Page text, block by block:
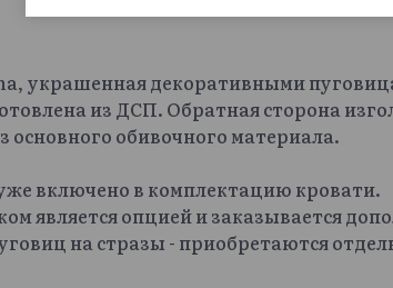
украшенная декоративными
из ДСП. Обратная сторона
обивочного материала.
включено в комплектацию кровати.
является опцией и заказывается
на стразы - приобретаются